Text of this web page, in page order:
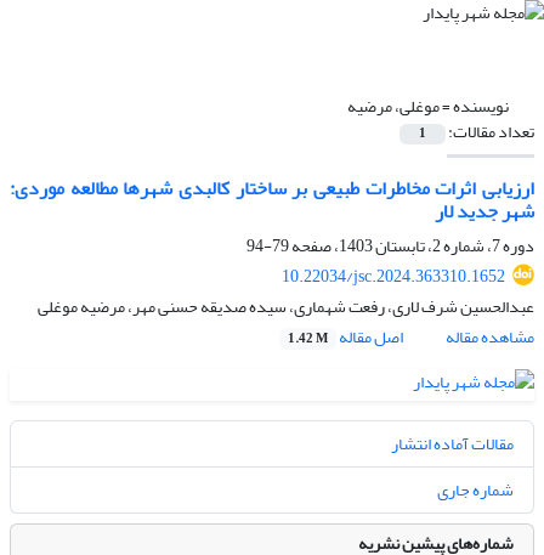
نویسنده =موغلی، مرضیه
تعداد مقالات: 1
ارزیابی اثرات مخاطرات طبیعی بر ساختار کالبدی شهرها مطالعه موردی:
شهر جدید لار
دوره 7، شماره 2، تابستان 1403، صفحه
79-94
10.22034/jsc.2024.363310.1652
عبدالحسین شرف لاری، رفعت شهماری، سیده صدیقه حسنی مهر، مرضیه موغلی
مشاهده مقاله
اصل مقاله 1.42 M
مقالات آماده انتشار
شماره جاری
شماره‌های پیشین نشریه